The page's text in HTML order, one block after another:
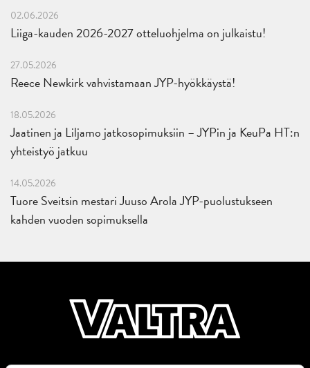
02.06.2026
Liiga-kauden 2026-2027 otteluohjelma on julkaistu!
27.05.2026
Reece Newkirk vahvistamaan JYP-hyökkäystä!
18.05.2026
Jaatinen ja Liljamo jatkosopimuksiin – JYPin ja KeuPa HT:n
yhteistyö jatkuu
14.05.2026
Tuore Sveitsin mestari Juuso Arola JYP-puolustukseen
kahden vuoden sopimuksella